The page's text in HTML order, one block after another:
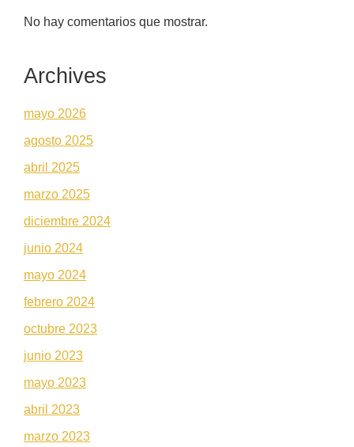
No hay comentarios que mostrar.
Archives
mayo 2026
agosto 2025
abril 2025
marzo 2025
diciembre 2024
junio 2024
mayo 2024
febrero 2024
octubre 2023
junio 2023
mayo 2023
abril 2023
marzo 2023